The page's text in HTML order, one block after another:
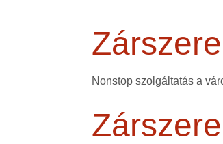
Nonstop szolgáltatás a